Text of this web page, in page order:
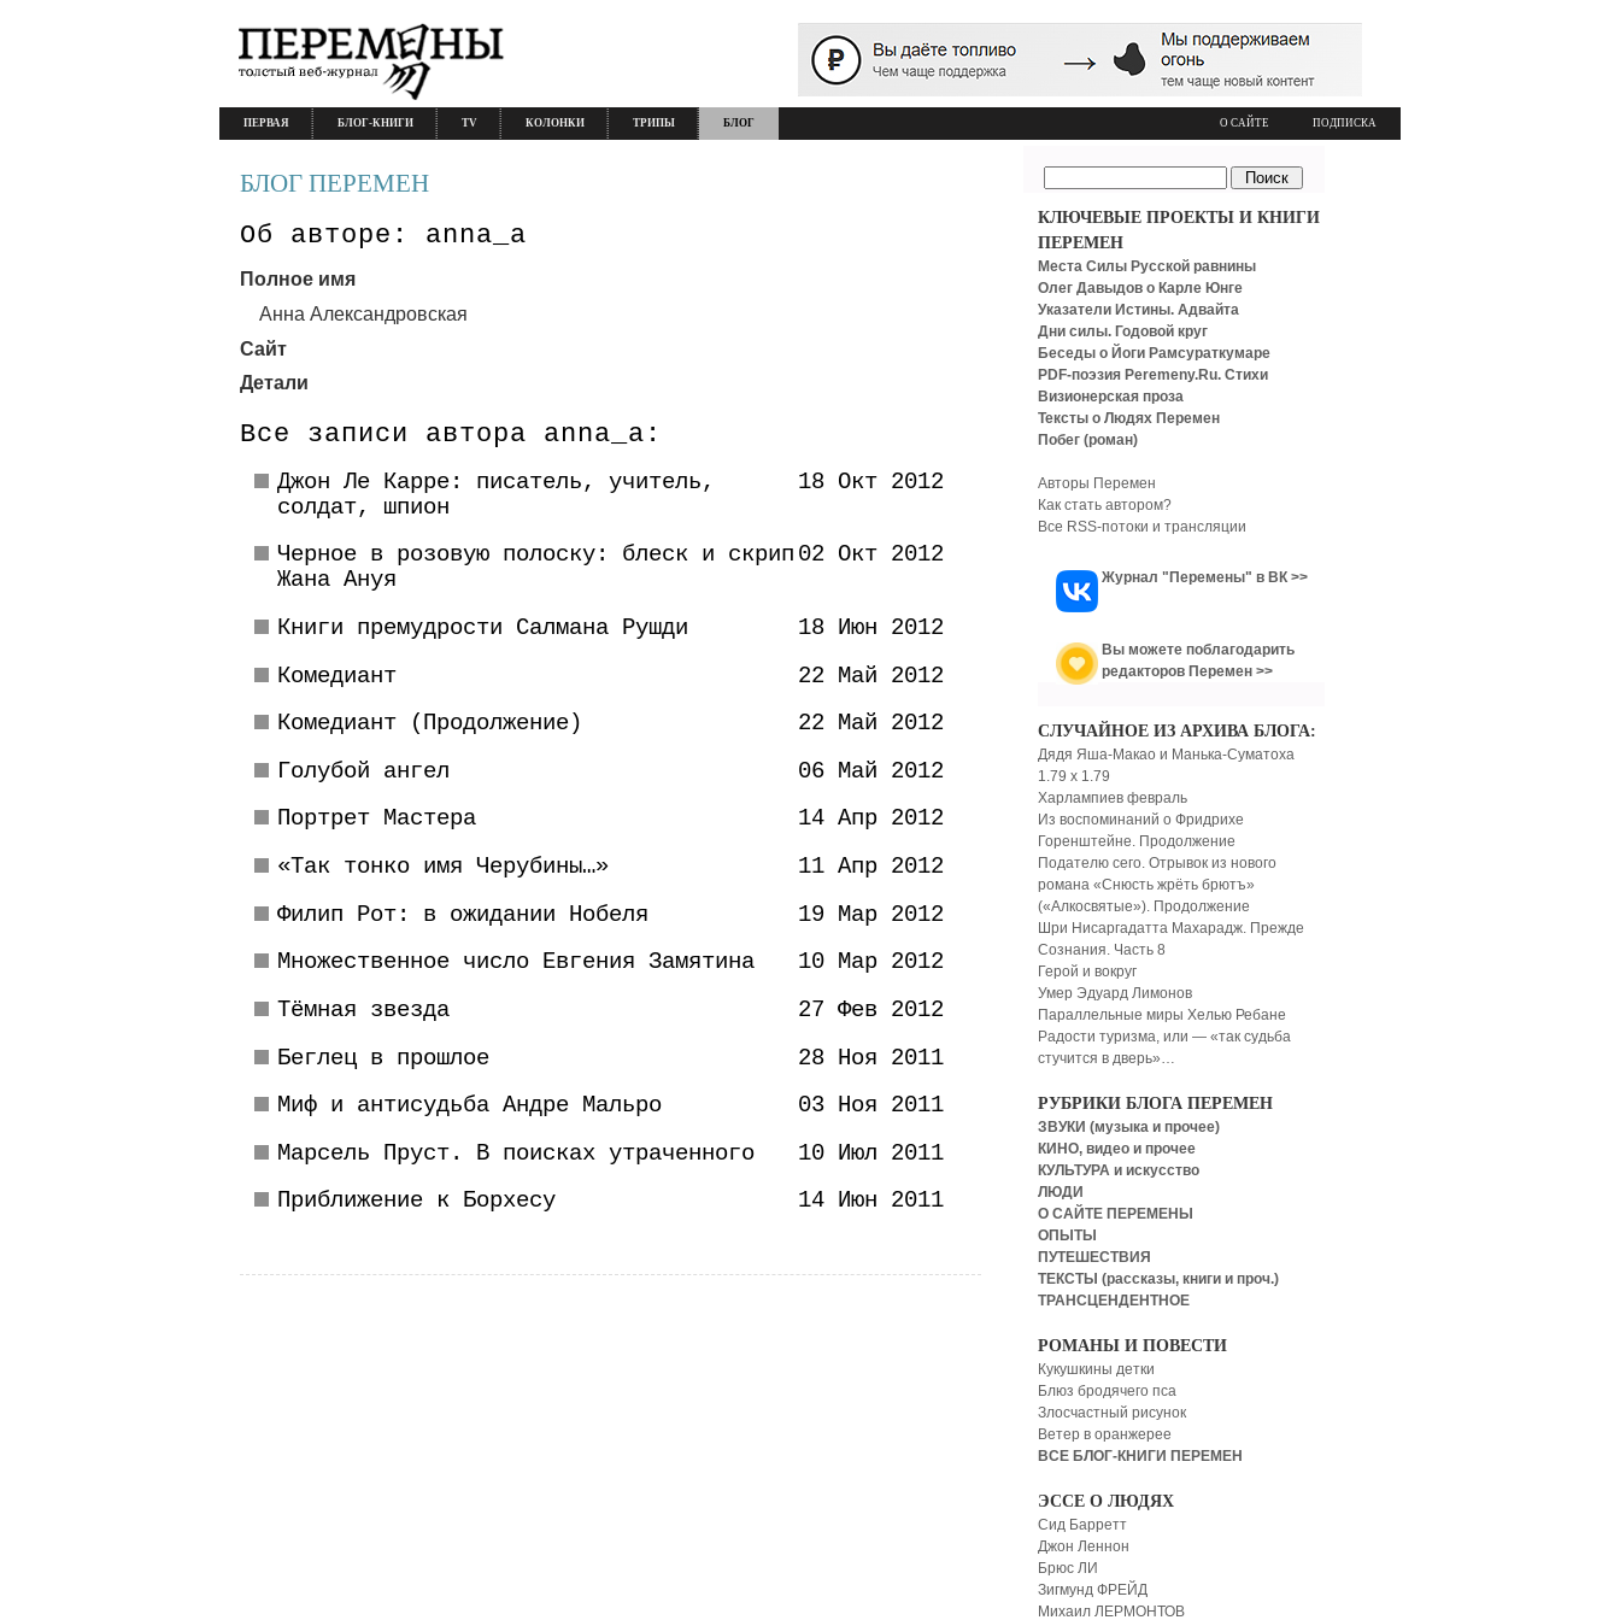
О САЙТЕ ПОДПИСКА
ПЕРВАЯ БЛОГ-КНИГИ TV КОЛОНКИ ТРИПЫ БЛОГ
БЛОГ ПЕРЕМЕН
Об авторе: anna_a
Полное имя
Анна Александровская
Сайт
Детали
Все записи автора anna_a:
18 Окт 2012
Джон Ле Карре: писатель, учитель,
солдат, шпион
02 Окт 2012
Черное в розовую полоску: блеск и скрип
Жана Ануя
18 Июн 2012
Книги премудрости Салмана Рушди
22 Май 2012
Комедиант
22 Май 2012
Комедиант (Продолжение)
06 Май 2012
Голубой ангел
14 Апр 2012
Портрет Мастера
11 Апр 2012
«Так тонко имя Черубины…»
19 Мар 2012
Филип Рот: в ожидании Нобеля
10 Мар 2012
Множественное число Евгения Замятина
27 Фев 2012
Тёмная звезда
28 Ноя 2011
Беглец в прошлое
03 Ноя 2011
Миф и антисудьба Андре Мальро
10 Июл 2011
Марсель Пруст. В поисках утраченного
14 Июн 2011
Приближение к Борхесу
КЛЮЧЕВЫЕ ПРОЕКТЫ И КНИГИ
ПЕРЕМЕН
Места Силы Русской равнины
Олег Давыдов о Карле Юнге
Указатели Истины. Адвайта
Дни силы. Годовой круг
Беседы о Йоги Рамсураткумаре
PDF-поэзия Peremeny.Ru. Стихи
Визионерская проза
Тексты о Людях Перемен
Побег (роман)
Авторы Перемен
Как стать автором?
Все RSS-потоки и трансляции
Журнал "Перемены" в ВК >>
Вы можете поблагодарить
редакторов Перемен >>
СЛУЧАЙНОЕ ИЗ АРХИВА БЛОГА:
Дядя Яша-Макао и Манька-Суматоха
1.79 x 1.79
Харлампиев февраль
Из воспоминаний о Фридрихе
Горенштейне. Продолжение
Подателю сего. Отрывок из нового
романа «Снюсть жрёть брютъ»
(«Алкосвятые»). Продолжение
Шри Нисаргадатта Махарадж. Прежде
Сознания. Часть 8
Герой и вокруг
Умер Эдуард Лимонов
Параллельные миры Хелью Ребане
Радости туризма, или — «так судьба
стучится в дверь»…
РУБРИКИ БЛОГА ПЕРЕМЕН
ЗВУКИ (музыка и прочее)
КИНО, видео и прочее
КУЛЬТУРА и искусство
ЛЮДИ
О САЙТЕ ПЕРЕМЕНЫ
ОПЫТЫ
ПУТЕШЕСТВИЯ
ТЕКСТЫ (рассказы, книги и проч.)
ТРАНСЦЕНДЕНТНОЕ
РОМАНЫ И ПОВЕСТИ
Кукушкины детки
Блюз бродячего пса
Злосчастный рисунок
Ветер в оранжерее
ВСЕ БЛОГ-КНИГИ ПЕРЕМЕН
ЭССЕ О ЛЮДЯХ
Сид Барретт
Джон Леннон
Брюс ЛИ
Зигмунд ФРЕЙД
Михаил ЛЕРМОНТОВ